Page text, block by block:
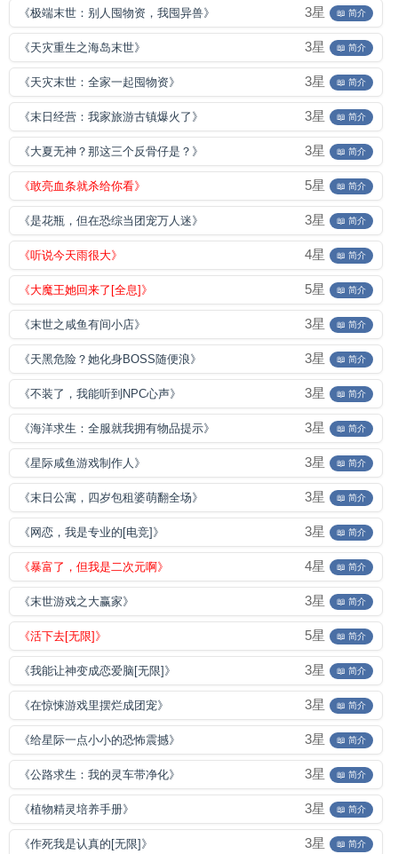
《极端末世：别人囤物资，我囤异兽》 3星 📖 简介
《天灾重生之海岛末世》 3星 📖 简介
《天灾末世：全家一起囤物资》 3星 📖 简介
《末日经营：我家旅游古镇爆火了》 3星 📖 简介
《大夏无神？那这三个反骨仔是？》 3星 📖 简介
《敢亮血条就杀给你看》 5星 📖 简介
《是花瓶，但在恐综当团宠万人迷》 3星 📖 简介
《听说今天雨很大》 4星 📖 简介
《大魔王她回来了[全息]》 5星 📖 简介
《末世之咸鱼有间小店》 3星 📖 简介
《天黑危险？她化身BOSS随便浪》 3星 📖 简介
《不装了，我能听到NPC心声》 3星 📖 简介
《海洋求生：全服就我拥有物品提示》 3星 📖 简介
《星际咸鱼游戏制作人》 3星 📖 简介
《末日公寓，四岁包租婆萌翻全场》 3星 📖 简介
《网恋，我是专业的[电竞]》 3星 📖 简介
《暴富了，但我是二次元啊》 4星 📖 简介
《末世游戏之大赢家》 3星 📖 简介
《活下去[无限]》 5星 📖 简介
《我能让神变成恋爱脑[无限]》 3星 📖 简介
《在惊悚游戏里摆烂成团宠》 3星 📖 简介
《给星际一点小小的恐怖震撼》 3星 📖 简介
《公路求生：我的灵车带净化》 3星 📖 简介
《植物精灵培养手册》 3星 📖 简介
《作死我是认真的[无限]》 3星 📖 简介